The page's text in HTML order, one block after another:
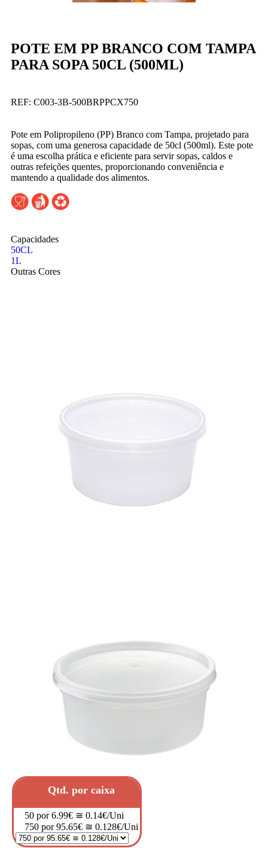
POTE EM PP BRANCO COM TAMPA
PARA SOPA 50CL (500ML)
REF: C003-3B-500BRPPCX750
Pote em Polipropileno (PP) Branco com Tampa, projetado para
sopas, com uma generosa capacidade de 50cl (500ml). Este pote
é uma escolha prática e eficiente para servir sopas, caldos e
outras refeições quentes, proporcionando conveniência e
mantendo a qualidade dos alimentos.
Capacidades
50CL
1L
Outras Cores
Qtd. por caixa
50 por 6.99€ ≅ 0.14€/Uni
750 por 95.65€ ≅ 0.128€/Uni